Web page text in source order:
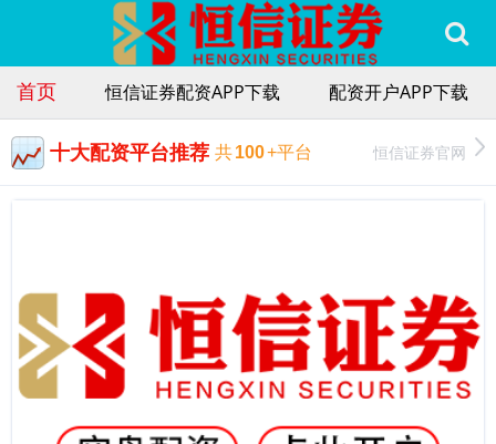
首页 恒信证券配资APP下载 配资开户APP下载
十大配资平台推荐 共100+平台 恒信证券官网